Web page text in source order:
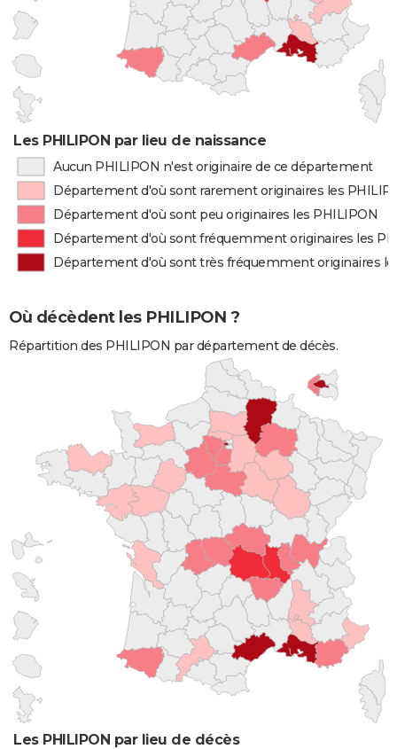
Les PHILIPON par lieu de naissance
Aucun PHILIPON n'est originaire de ce département
Département d'où sont rarement originaires les
Département d'où sont peu originaires les PHILIPON
Département d'où sont fréquemment originaires les
Département d'où sont très fréquemment originaires
Où décèdent les PHILIPON ?
Répartition des PHILIPON par département de décès.
Les PHILIPON par lieu de décès